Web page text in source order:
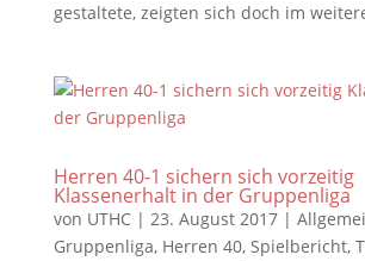
gestaltete, zeigten sich doch im
Herren 40-1 sichern sich vorzeitig
Klassenerhalt in der Gruppenliga
von UTHC| 23. August 2017|
Gruppenliga, Herren 40, Spielbericht,